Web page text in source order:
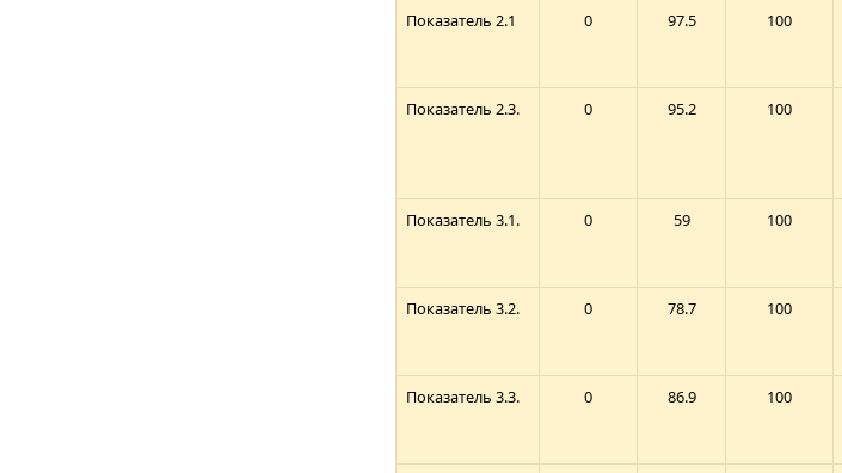
Показатель 2.1
0 97.5 100
Показатель 2.3.
0 95.2 100
Показатель 3.1.
0 59 100
Показатель 3.2.
0 78.7 100
Показатель 3.3.
0 86.9 100